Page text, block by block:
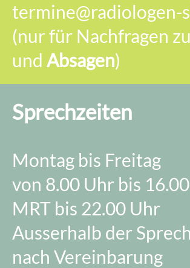
termine@radiologen-
(nur für Nachfragen zu
und Absagen)
Sprechzeiten
Montag bis Freitag
von 8.00 Uhr bis
MRT bis 22.00 Uhr
Ausserhalb der
nach Vereinbarung